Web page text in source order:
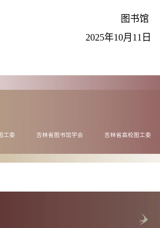
图书馆
2025年10月11日
工委 吉林省图书馆学会 吉林省高校图工委